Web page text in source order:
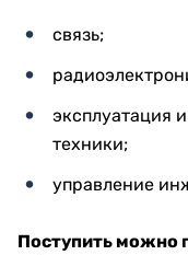
связь;
эксплуатация
техники;
управление
Поступить можно